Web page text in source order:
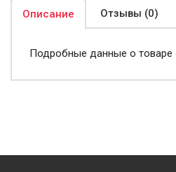
Описание Отзывы (0)
Подробные данные о товаре